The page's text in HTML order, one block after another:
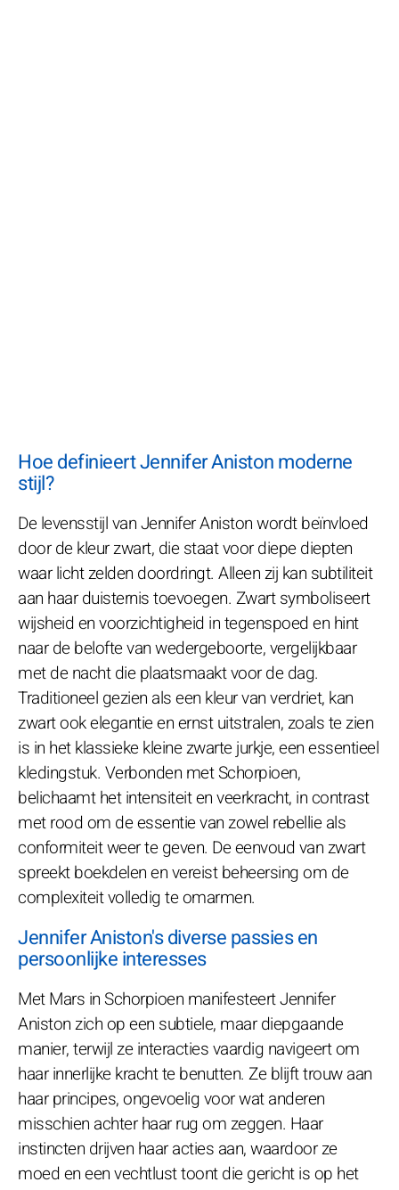
Hoe definieert Jennifer Aniston moderne
stijl?
De levensstijl van Jennifer Aniston wordt beïnvloed
door de kleur zwart, die staat voor diepe diepten
waar licht zelden doordringt. Alleen zij kan subtiliteit
aan haar duisternis toevoegen. Zwart symboliseert
wijsheid en voorzichtigheid in tegenspoed en hint
naar de belofte van wedergeboorte, vergelijkbaar
met de nacht die plaatsmaakt voor de dag.
Traditioneel gezien als een kleur van verdriet, kan
zwart ook elegantie en ernst uitstralen, zoals te zien
is in het klassieke kleine zwarte jurkje, een essentieel
kledingstuk. Verbonden met Schorpioen,
belichaamt het intensiteit en veerkracht, in contrast
met rood om de essentie van zowel rebellie als
conformiteit weer te geven. De eenvoud van zwart
spreekt boekdelen en vereist beheersing om de
complexiteit volledig te omarmen.
Jennifer Aniston's diverse passies en
persoonlijke interesses
Met Mars in Schorpioen manifesteert Jennifer
Aniston zich op een subtiele, maar diepgaande
manier, terwijl ze interacties vaardig navigeert om
haar innerlijke kracht te benutten. Ze blijft trouw aan
haar principes, ongevoelig voor wat anderen
misschien achter haar rug om zeggen. Haar
instincten drijven haar acties aan, waardoor ze
moed en een vechtlust toont die gericht is op het